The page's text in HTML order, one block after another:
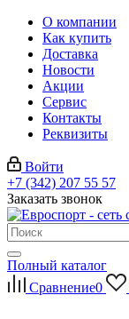
О компании
Как купить
Доставка
Новости
Акции
Сервис
Контакты
Реквизиты
Войти
+7 (342) 207 55 57
Заказать звонок
Полный каталог
Сравнение0